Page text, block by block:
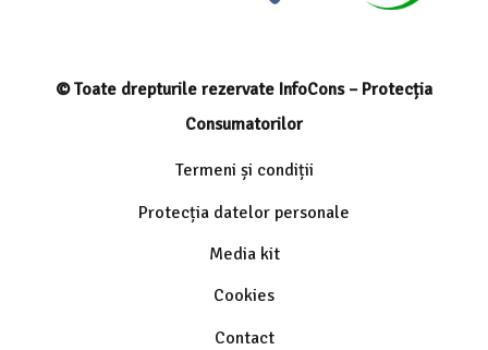
© Toate drepturile rezervate InfoCons – Protecția
Consumatorilor
Termeni și condiții
Protecția datelor personale
Media kit
Cookies
Contact